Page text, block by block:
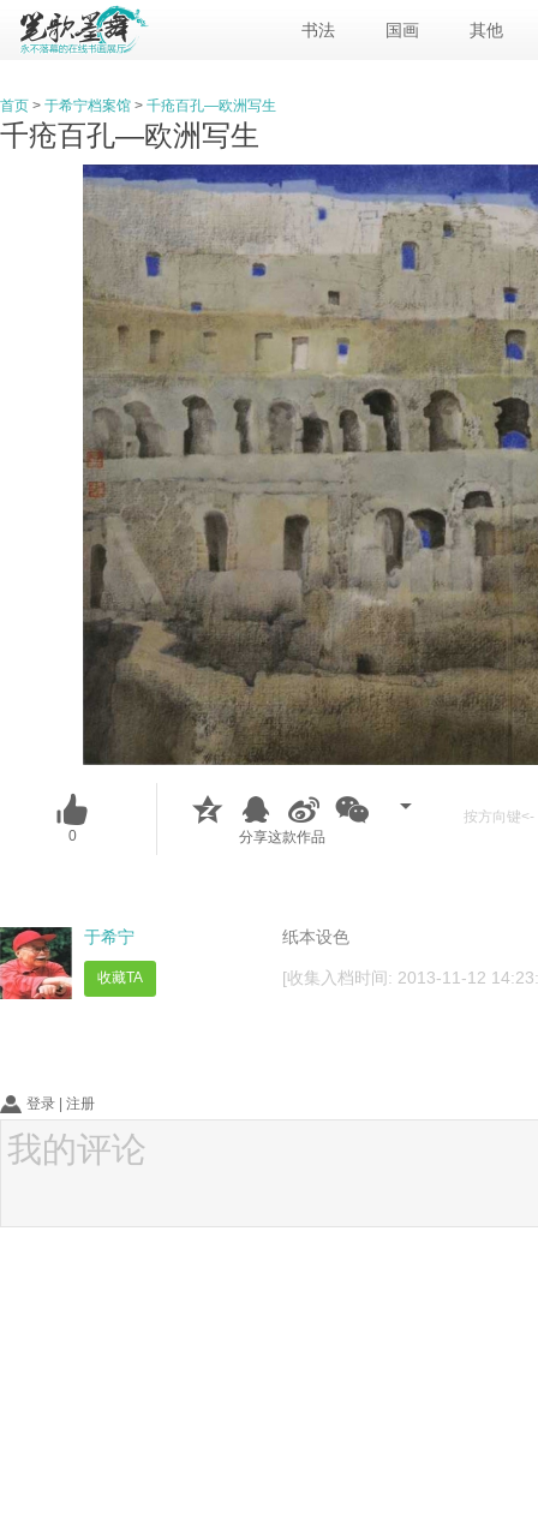
书法 国画 其他
首页 > 于希宁档案馆 > 千疮百孔—欧洲写生
千疮百孔—欧洲写生
0 分享这款作品
按方向键
纸本设色
[收集入档时间: 2013-11-12
于希宁
收藏TA
登录 注册